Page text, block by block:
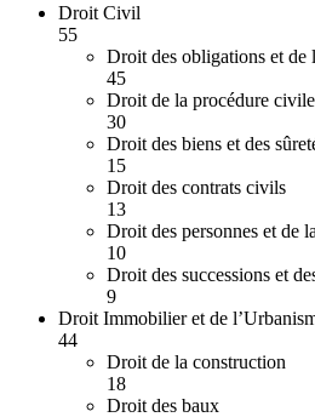
Droit Civil
55
Droit des obligations et de
45
Droit de la procédure
30
Droit des biens et des
15
Droit des contrats civils
13
Droit des personnes et de
10
Droit des successions et
9
Droit Immobilier et de
44
Droit de la construction
18
Droit des baux